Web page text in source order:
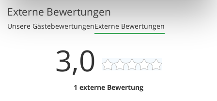
Externe Bewertungen
Unsere GästebewertungenExterne Bewertungen
3,0
1 externe Bewertung